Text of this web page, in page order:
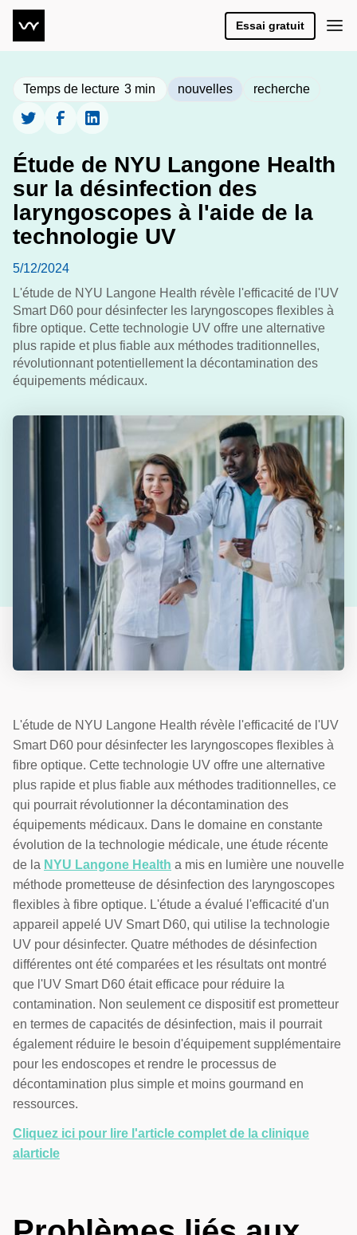
Essai gratuit
Temps de lecture 3 min nouvelles recherche
Étude de NYU Langone Health
sur la désinfection des
laryngoscopes à l'aide de la
technologie UV
5/12/2024
L'étude de NYU Langone Health révèle l'efficacité de l'UV
Smart D60 pour désinfecter les laryngoscopes flexibles à
fibre optique. Cette technologie UV offre une alternative
plus rapide et plus fiable aux méthodes traditionnelles,
révolutionnant potentiellement la décontamination des
équipements médicaux.
L'étude de NYU Langone Health révèle l'efficacité de l'UV
Smart D60 pour désinfecter les laryngoscopes flexibles à
fibre optique. Cette technologie UV offre une alternative
plus rapide et plus fiable aux méthodes traditionnelles, ce
qui pourrait révolutionner la décontamination des
équipements médicaux. Dans le domaine en constante
évolution de la technologie médicale, une étude récente
de la NYU Langone Health a mis en lumière une nouvelle
méthode prometteuse de désinfection des laryngoscopes
flexibles à fibre optique. L'étude a évalué l'efficacité d'un
appareil appelé UV Smart D60, qui utilise la technologie
UV pour désinfecter. Quatre méthodes de désinfection
différentes ont été comparées et les résultats ont montré
que l'UV Smart D60 était efficace pour réduire la
contamination. Non seulement ce dispositif est prometteur
en termes de capacités de désinfection, mais il pourrait
également réduire le besoin d'équipement supplémentaire
pour les endoscopes et rendre le processus de
décontamination plus simple et moins gourmand en
ressources.
Cliquez ici pour lire l'article complet de la clinique
alarticle